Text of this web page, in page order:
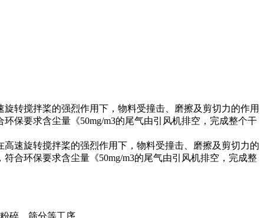
转搅拌桨的强烈作用下，物料受撞击、磨擦及剪切力的作用
保要求含尘量《50mg/m3的尾气由引风机排空，完成整个干
速旋转搅拌桨的强烈作用下，物料受撞击、磨擦及剪切力的
合环保要求含尘量《50mg/m3的尾气由引风机排空，完成整
、筛分等工序。